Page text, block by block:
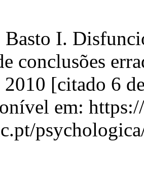
I.
conclusões
2010 [citado 6
em: